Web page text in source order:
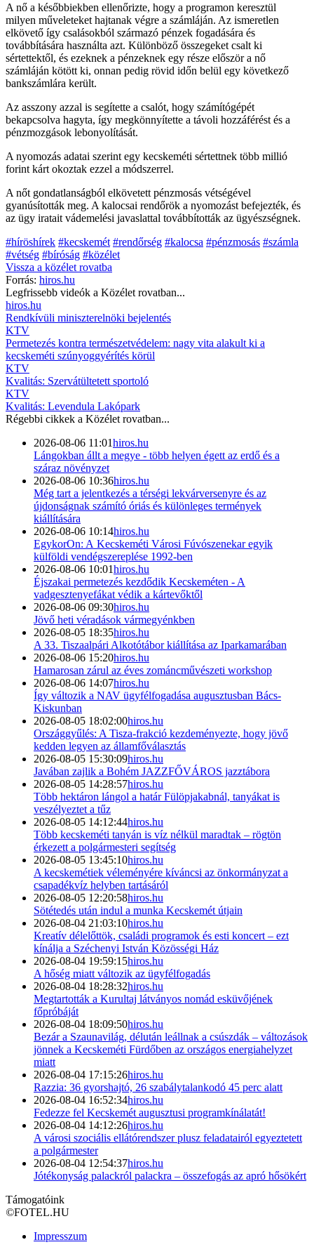
A nő a későbbiekben ellenőrizte, hogy a programon keresztül
milyen műveleteket hajtanak végre a számláján. Az ismeretlen
elkövető így csalásokból származó pénzek fogadására és
továbbítására használta azt. Különböző összegeket csalt ki
sértettektől, és ezeknek a pénzeknek egy része először a nő
számláján kötött ki, onnan pedig rövid időn belül egy következő
bankszámlára került.
Az asszony azzal is segítette a csalót, hogy számítógépét
bekapcsolva hagyta, így megkönnyítette a távoli hozzáférést és a
pénzmozgások lebonyolítását.
A nyomozás adatai szerint egy kecskeméti sértettnek több millió
forint kárt okoztak ezzel a módszerrel.
A nőt gondatlanságból elkövetett pénzmosás vétségével
gyanúsították meg. A kalocsai rendőrök a nyomozást befejezték, és
az ügy iratait vádemelési javaslattal továbbították az ügyészségnek.
#híröshírek #kecskemét #rendőrség #kalocsa #pénzmosás #számla
#vétség #bíróság #közélet
Vissza a közélet rovatba
Forrás: hiros.hu
Legfrissebb videók a Közélet rovatban...
hiros.hu
Rendkívüli miniszterelnöki bejelentés
KTV
Permetezés kontra természetvédelem: nagy vita alakult ki a
kecskeméti szúnyoggyérítés körül
KTV
Kvalitás: Szervátültetett sportoló
KTV
Kvalitás: Levendula Lakópark
Régebbi cikkek a Közélet rovatban...
2026-08-06 11:01hiros.hu
Lángokban állt a megye - több helyen égett az erdő és a
száraz növényzet
2026-08-06 10:36hiros.hu
Még tart a jelentkezés a térségi lekvárversenyre és az
újdonságnak számító óriás és különleges termények
kiállítására
2026-08-06 10:14hiros.hu
EgykorOn: A Kecskeméti Városi Fúvószenekar egyik
külföldi vendégszereplése 1992-ben
2026-08-06 10:01hiros.hu
Éjszakai permetezés kezdődik Kecskeméten - A
vadgesztenyefákat védik a kártevőktől
2026-08-06 09:30hiros.hu
Jövő heti véradások vármegyénkben
2026-08-05 18:35hiros.hu
A 33. Tiszaalpári Alkotótábor kiállítása az Iparkamarában
2026-08-06 15:20hiros.hu
Hamarosan zárul az éves zománcművészeti workshop
2026-08-06 14:07hiros.hu
Így változik a NAV ügyfélfogadása augusztusban Bács-
Kiskunban
2026-08-05 18:02:00hiros.hu
Országgyűlés: A Tisza-frakció kezdeményezte, hogy jövő
kedden legyen az államfőválasztás
2026-08-05 15:30:09hiros.hu
Javában zajlik a Bohém JAZZFŐVÁROS jazztábora
2026-08-05 14:28:57hiros.hu
Több hektáron lángol a határ Fülöpjakabnál, tanyákat is
veszélyeztet a tűz
2026-08-05 14:12:44hiros.hu
Több kecskeméti tanyán is víz nélkül maradtak – rögtön
érkezett a polgármesteri segítség
2026-08-05 13:45:10hiros.hu
A kecskemétiek véleményére kíváncsi az önkormányzat a
csapadékvíz helyben tartásáról
2026-08-05 12:20:58hiros.hu
Sötétedés után indul a munka Kecskemét útjain
2026-08-04 21:03:10hiros.hu
Kreatív délelőttök, családi programok és esti koncert – ezt
kínálja a Széchenyi István Közösségi Ház
2026-08-04 19:59:15hiros.hu
A hőség miatt változik az ügyfélfogadás
2026-08-04 18:28:32hiros.hu
Megtartották a Kurultaj látványos nomád esküvőjének
főpróbáját
2026-08-04 18:09:50hiros.hu
Bezár a Szaunavilág, délután leállnak a csúszdák – változások
jönnek a Kecskeméti Fürdőben az országos energiahelyzet
miatt
2026-08-04 17:15:26hiros.hu
Razzia: 36 gyorshajtó, 26 szabálytalankodó 45 perc alatt
2026-08-04 16:52:34hiros.hu
Fedezze fel Kecskemét augusztusi programkínálatát!
2026-08-04 14:12:26hiros.hu
A városi szociális ellátórendszer plusz feladatairól egyeztetett
a polgármester
2026-08-04 12:54:37hiros.hu
Jótékonyság palackról palackra – összefogás az apró hősökért
Támogatóink
©FOTEL.HU
Impresszum